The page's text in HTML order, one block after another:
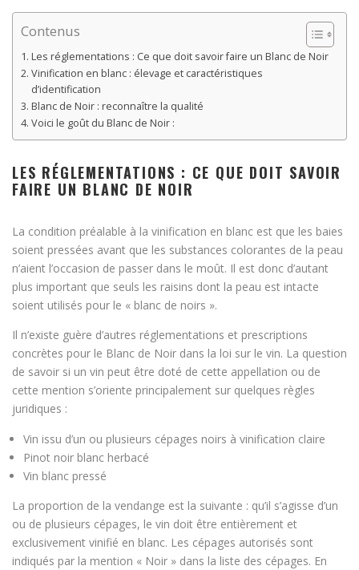
Contenus
Les réglementations : Ce que doit savoir faire un Blanc de Noir
Vinification en blanc : élevage et caractéristiques
d’identification
Blanc de Noir : reconnaître la qualité
Voici le goût du Blanc de Noir :
LES RÉGLEMENTATIONS : CE QUE DOIT SAVOIR
FAIRE UN BLANC DE NOIR
La condition préalable à la vinification en blanc est que les baies
soient pressées avant que les substances colorantes de la peau
n’aient l’occasion de passer dans le moût. Il est donc d’autant
plus important que seuls les raisins dont la peau est intacte
soient utilisés pour le « blanc de noirs ».
Il n’existe guère d’autres réglementations et prescriptions
concrètes pour le Blanc de Noir dans la loi sur le vin. La question
de savoir si un vin peut être doté de cette appellation ou de
cette mention s’oriente principalement sur quelques règles
juridiques :
Vin issu d’un ou plusieurs cépages noirs à vinification claire
Pinot noir blanc herbacé
Vin blanc pressé
La proportion de la vendange est la suivante : qu’il s’agisse d’un
ou de plusieurs cépages, le vin doit être entièrement et
exclusivement vinifié en blanc. Les cépages autorisés sont
indiqués par la mention « Noir » dans la liste des cépages. En